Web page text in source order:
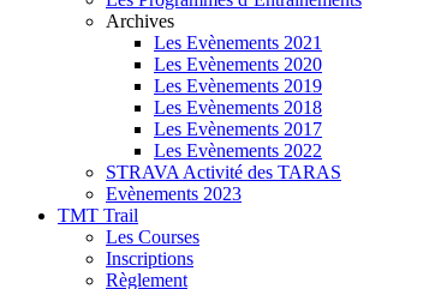
Archives
Les Evènements 2021
Les Evènements 2020
Les Evènements 2019
Les Evènements 2018
Les Evènements 2017
Les Evènements 2022
STRAVA Activité des TARAS
Evènements 2023
TMT Trail
Les Courses
Inscriptions
Règlement